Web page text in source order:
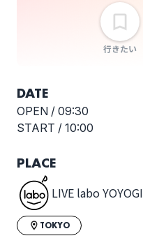
行きたい
新菜
はぁどでぃずないと
DATE
OPEN / 09:30
START / 10:00
PLACE
LIVE labo YOYOGI
TOKYO